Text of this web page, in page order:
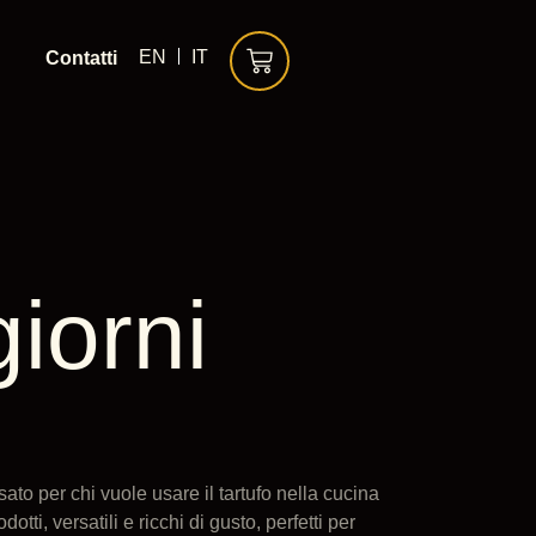
Contatti EN IT
per chi vuole usare il tartufo nella cucina
versatili e ricchi di gusto, perfetti per